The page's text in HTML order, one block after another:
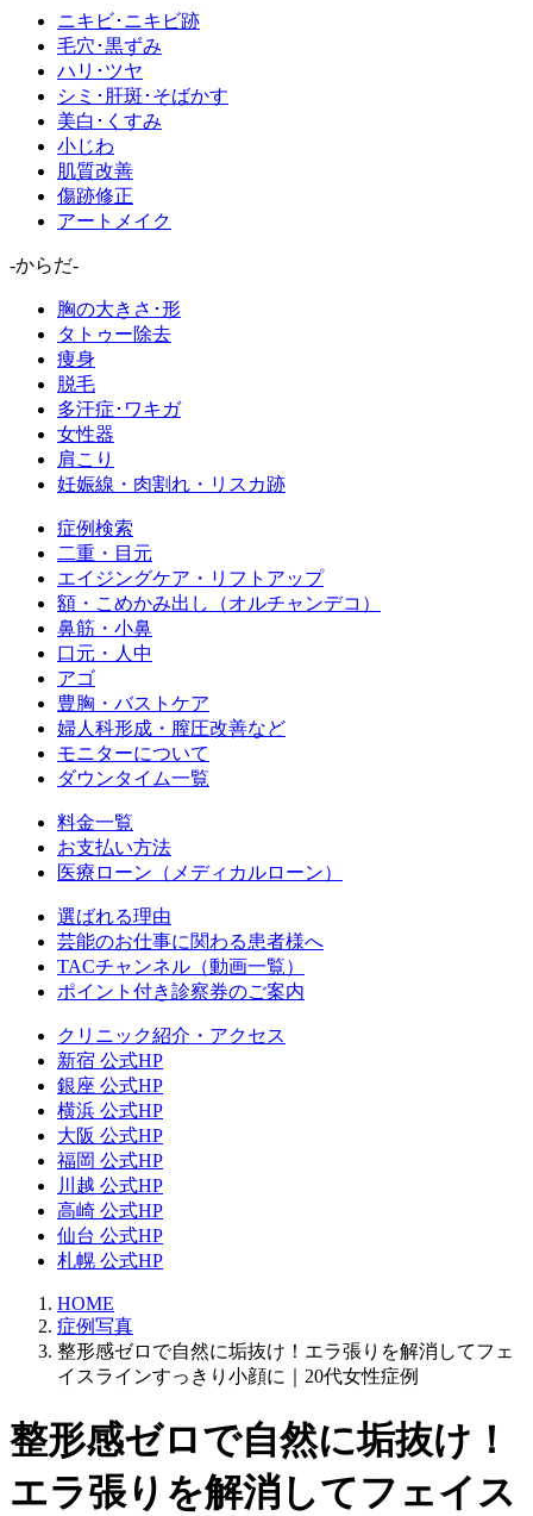
ニキビ･ニキビ跡
毛穴･黒ずみ
ハリ･ツヤ
シミ･肝斑･そばかす
美白･くすみ
小じわ
肌質改善
傷跡修正
アートメイク
-からだ-
胸の大きさ･形
タトゥー除去
痩身
脱毛
多汗症･ワキガ
女性器
肩こり
妊娠線・肉割れ・リスカ跡
症例検索
二重・目元
エイジングケア・リフトアップ
額・こめかみ出し（オルチャンデコ）
鼻筋・小鼻
口元・人中
アゴ
豊胸・バストケア
婦人科形成・膣圧改善など
モニターについて
ダウンタイム一覧
料金一覧
お支払い方法
医療ローン（メディカルローン）
選ばれる理由
芸能のお仕事に関わる患者様へ
TACチャンネル（動画一覧）
ポイント付き診察券のご案内
クリニック紹介・アクセス
新宿 公式HP
銀座 公式HP
横浜 公式HP
大阪 公式HP
福岡 公式HP
川越 公式HP
高崎 公式HP
仙台 公式HP
札幌 公式HP
HOME
症例写真
整形感ゼロで自然に垢抜け！エラ張りを解消してフェ
イスラインすっきり小顔に｜20代女性症例
整形感ゼロで自然に垢抜け！
エラ張りを解消してフェイス